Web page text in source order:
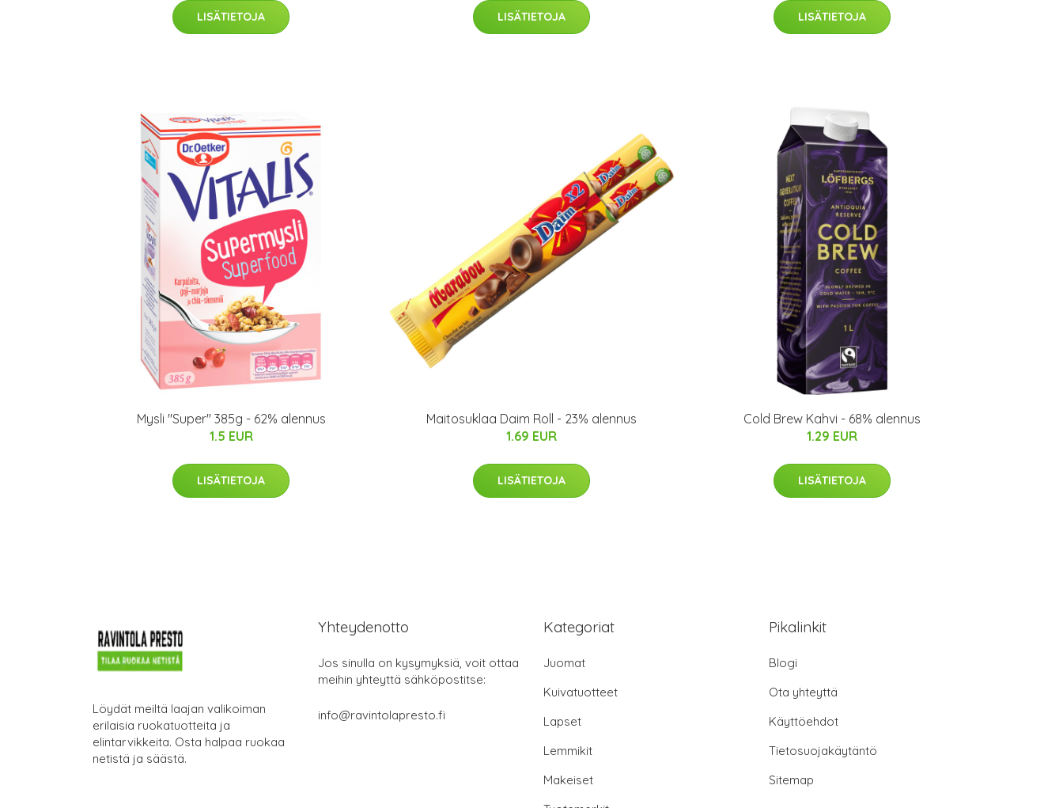
LISÄTIETOJA LISÄTIETOJA LISÄTIETOJA
Mysli "Super" 385g - 62% alennus
1.5 EUR
LISÄTIETOJA
Maitosuklaa Daim Roll - 23% alennus
1.69 EUR
LISÄTIETOJA
Cold Brew Kahvi - 68% alennus
1.29 EUR
LISÄTIETOJA
Löydät meiltä laajan valikoiman
erilaisia ruokatuotteita ja
elintarvikkeita. Osta halpaa ruokaa
netistä ja säästä.
Yhteydenotto
Jos sinulla on kysymyksiä, voit ottaa
meihin yhteyttä sähköpostitse:
info@ravintolapresto.fi
Kategoriat
Juomat
Kuivatuotteet
Lapset
Lemmikit
Makeiset
Pikalinkit
Blogi
Ota yhteyttä
Käyttöehdot
Tietosuojakäytäntö
Sitemap